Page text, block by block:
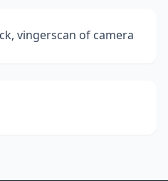
vingerscan of camera